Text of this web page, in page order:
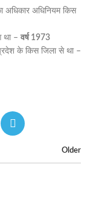
अधिकार अधिनियम किस
था – वर्ष 1973
प्रदेश के किस जिला से था –
Older